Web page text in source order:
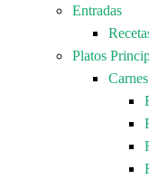
Entradas
Platos
Carnes